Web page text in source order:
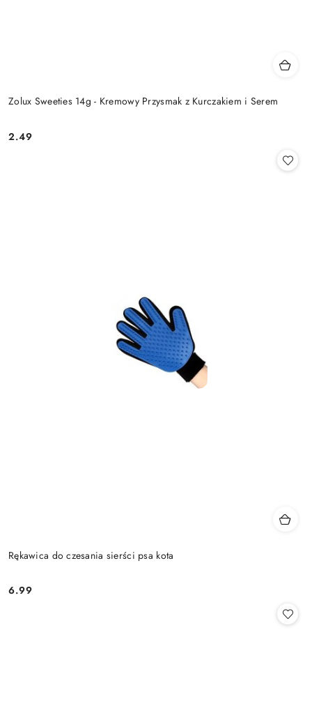
Zolux Sweeties 14g - Kremowy Przysmak z Kurczakiem i Serem
Cena:
2.49
Rękawica do czesania sierści psa kota
Cena:
6.99